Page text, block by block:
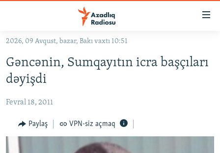
Əsas
qayıt
Əsas
naviqasiyaya
qayıt
KORRUPSIOMETR
#ƏSLINDƏ
FƏRQƏ BAX
QANUNI DOĞRU
2026, 09 Avqust, bazar, Bakı vaxtı 10:51
Gəncənin, Sumqayıtın icra başçıları
dəyişdi
Fevral 18, 2011
Paylaş VPN-siz açmaq